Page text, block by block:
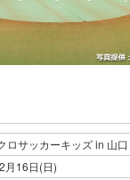
ロサッカーキッズin 山口
月16日(日)